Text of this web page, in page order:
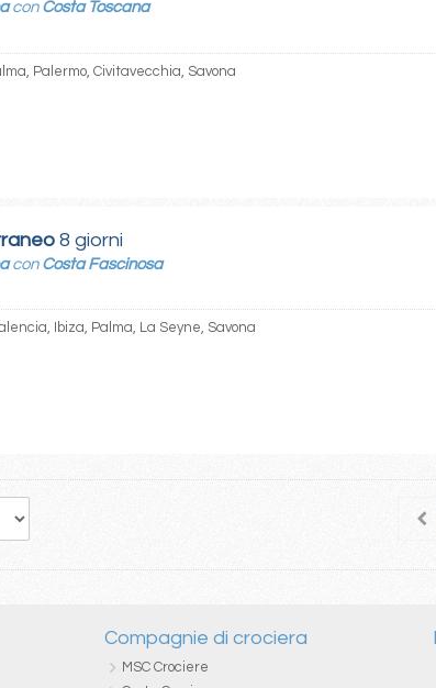
con Costa Toscana
Palermo, Civitavecchia, Savona
8 giorni
con Costa Fascinosa
Ibiza, Palma, La Seyne, Savona
38
Compagnie di crociera
MSC Crociere